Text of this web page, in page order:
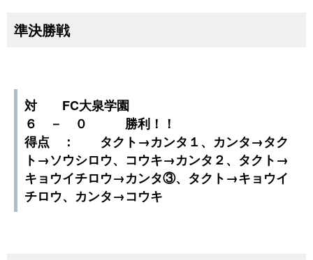
準決勝戦
対 FC大泉学園
６ － ０ 勝利！！
得点 ： タクト→カンタ１、カンタ→タク
ト→ソウシロウ、コウキ→カンタ２、タクト→
キョウイチロウ→カンタ③、タクト→キョウイ
チロウ、カンタ→コウキ